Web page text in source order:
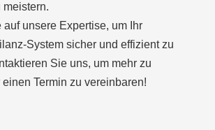
meistern.
auf unsere Expertise, um Ihr
System sicher und effizient zu
Sie uns, um mehr zu
Termin zu vereinbaren!